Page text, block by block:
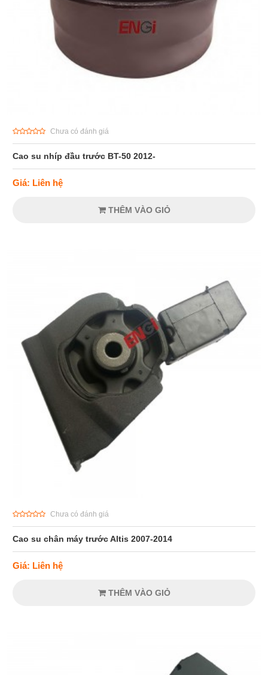
Chưa có đánh giá
Cao su nhíp đầu trước BT-50 2012-
Giá: Liên hệ
THÊM VÀO GIỎ
Chưa có đánh giá
Cao su chân máy trước Altis 2007-2014
Giá: Liên hệ
THÊM VÀO GIỎ